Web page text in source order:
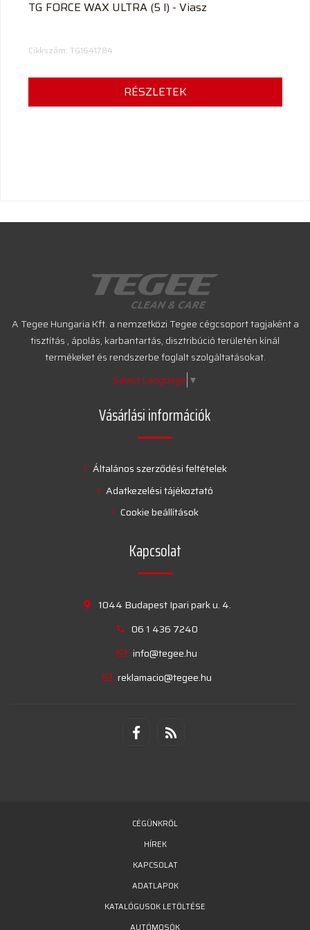
TG FORCE WAX ULTRA (5 l) - Viasz
Cikkszám: TG1641784
RÉSZLETEK
A Tegee Hungaria Kft. a nemzetközi Tegee cégcsoport tagjaként a
tisztítás , ápolás, karbantartás, disztribúció területén kínál
termékeket és rendszerbe foglalt szolgáltatásokat.
Select Language ▼
Vásárlási információk
Általános szerződési feltételek
Adatkezelési tájékoztató
Cookie beállítások
Kapcsolat
1044 Budapest Ipari park u. 4.
06 1 436 7240
info@tegee.hu
reklamacio@tegee.hu
CÉGÜNKRŐL
HÍREK
KAPCSOLAT
ADATLAPOK
KATALÓGUSOK LETÖLTÉSE
AUTÓMOSÓK